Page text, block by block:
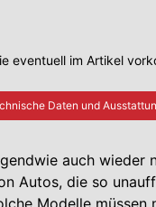
eventuell im Artikel
Daten und
auch wieder
Autos, die so
Modelle